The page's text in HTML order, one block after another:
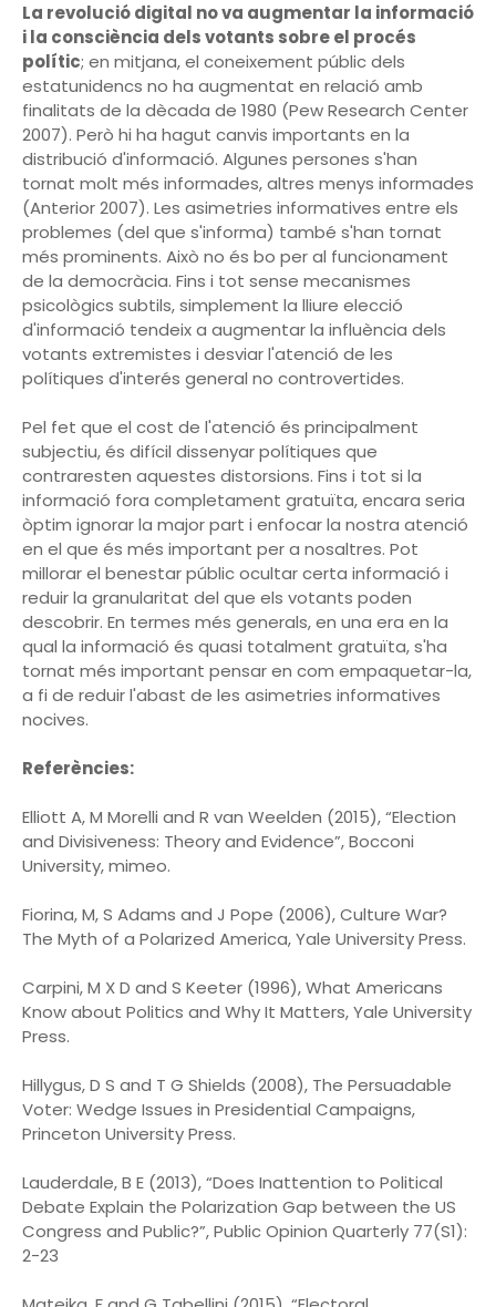
La revolució digital no va augmentar la informació
i la consciència dels votants sobre el procés
polític; en mitjana, el coneixement públic dels
estatunidencs no ha augmentat en relació amb
finalitats de la dècada de 1980 (Pew Research Center
2007). Però hi ha hagut canvis importants en la
distribució d'informació. Algunes persones s'han
tornat molt més informades, altres menys informades
(Anterior 2007). Les asimetries informatives entre els
problemes (del que s'informa) també s'han tornat
més prominents. Això no és bo per al funcionament
de la democràcia. Fins i tot sense mecanismes
psicològics subtils, simplement la lliure elecció
d'informació tendeix a augmentar la influència dels
votants extremistes i desviar l'atenció de les
polítiques d'interés general no controvertides.
Pel fet que el cost de l'atenció és principalment
subjectiu, és difícil dissenyar polítiques que
contraresten aquestes distorsions. Fins i tot si la
informació fora completament gratuïta, encara seria
òptim ignorar la major part i enfocar la nostra atenció
en el que és més important per a nosaltres. Pot
millorar el benestar públic ocultar certa informació i
reduir la granularitat del que els votants poden
descobrir. En termes més generals, en una era en la
qual la informació és quasi totalment gratuïta, s'ha
tornat més important pensar en com empaquetar-la,
a fi de reduir l'abast de les asimetries informatives
nocives.
Referències:
Elliott A, M Morelli and R van Weelden (2015), “Election
and Divisiveness: Theory and Evidence”, Bocconi
University, mimeo.
Fiorina, M, S Adams and J Pope (2006), Culture War?
The Myth of a Polarized America, Yale University Press.
Carpini, M X D and S Keeter (1996), What Americans
Know about Politics and Why It Matters, Yale University
Press.
Hillygus, D S and T G Shields (2008), The Persuadable
Voter: Wedge Issues in Presidential Campaigns,
Princeton University Press.
Lauderdale, B E (2013), “Does Inattention to Political
Debate Explain the Polarization Gap between the US
Congress and Public?”, Public Opinion Quarterly 77(S1):
2-23